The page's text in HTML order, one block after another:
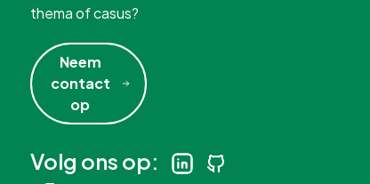
thema of casus?
Neem
contact
op
Volg ons op: